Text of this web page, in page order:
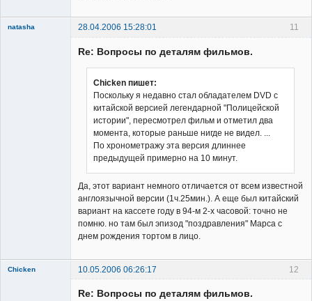
11
natasha 28.04.2006 15:28:01
Re: Вопросы по деталям фильмов.
Chicken пишет:
Поскольку я недавно стал обладателем DVD с
китайской версией легендарной "Полицейской
истории", пересмотрел фильм и отметил два
момента, которые раньше нигде не видел. ...
По хронометражу эта версия длиннее
предыдущей примерно на 10 минут.
Да, этот вариант немного отличается от всем известной
англоязычной версии (1ч.25мин.). А еще был китайский
вариант на кассете году в 94-м 2-х часовой: точно не
помню. но там был эпизод "поздравления" Марса с
днем рождения тортом в лицо.
12
Chicken
10.05.2006 06:26:17
Re: Вопросы по деталям фильмов.